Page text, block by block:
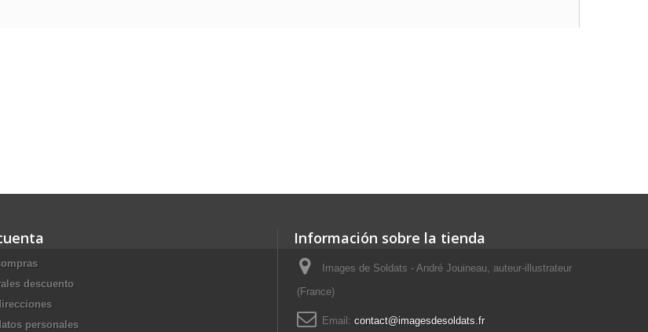
descuento
personales
Información sobre la tienda
Images de Soldats - André Jouineau, auteur-illustrateur
(France)
Email: contact@imagesdesoldats.fr